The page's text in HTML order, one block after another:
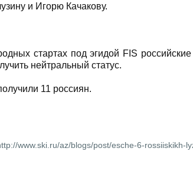
и Игорю Качакову.
стартах под эгидой FIS
нейтральный статус.
11 россиян.
www.ski.ru/az/blogs/post/esche-6-rossiiskikh-